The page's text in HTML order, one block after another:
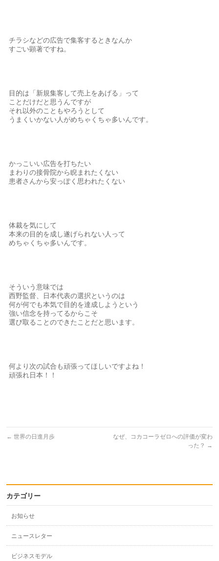
チラシなどの広告で集客するときなんか
すごい顕著ですね。
目的は「新規集客して売上をあげる」って
ことだけだと思うんですが
それ以外のこともやろうとして
うまくいかない人がめちゃくちゃ多いんです。
かっこいい広告を打ちたい
まわりの接骨院から睨まれたくない
患者さんから安っぽく思われたくない
体裁を気にして
本来の目的を成し遂げられない人って
めちゃくちゃ多いんです。
そういう意味では
西野監督、日本代表の選択というのは
何が何でも本気で目的を達成しようという
強い信念を持ってるからこそ
選び取ることのできたことだと思います。
何より次の試合も頑張ってほしいですよね！
頑張れ日本！！
← 世界の日進月歩
なぜ、コカコーラゼロへの評価が変わ
った？ →
カテゴリー
お知らせ
ニュースレター
ビジネスモデル